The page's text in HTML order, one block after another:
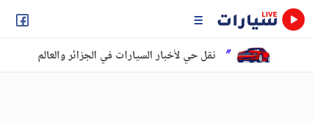
نقل حي لأخبار السيارات في الجزائر والعالم